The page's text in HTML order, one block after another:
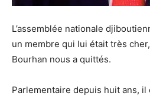
L’assemblée nationale
un membre qui lui était très
Bourhan nous a quittés.
Parlementaire depuis huit ans,